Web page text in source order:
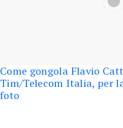
Come gongola Flavio
Tim/Telecom Italia, per
foto